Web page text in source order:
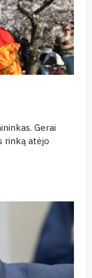
Gerai
rinką atėjo